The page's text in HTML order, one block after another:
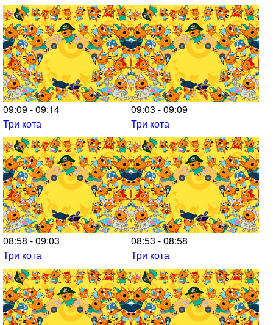
09:09 - 09:14
Три кота
09:03 - 09:09
Три кота
08:58 - 09:03
Три кота
08:53 - 08:58
Три кота